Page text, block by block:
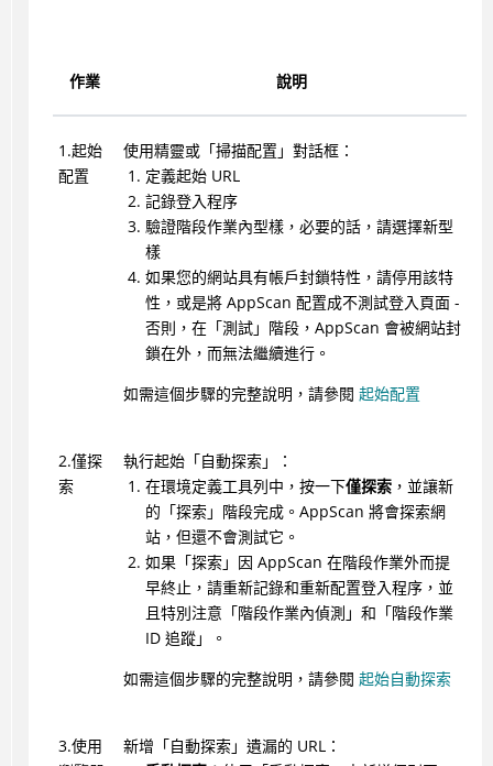
作業 說明
1.起始
配置
使用精靈或「掃描配置」對話框：
定義起始 URL
記錄登入程序
驗證階段作業內型樣，必要的話，請選擇新型
樣
如果您的網站具有帳戶封鎖特性，請停用該特
性，或是將 AppScan 配置成不測試登入頁面 -
否則，在「測試」階段， AppScan 會被網站封
鎖在外，而無法繼續進行。
如需這個步驟的完整說明，請參閱 起始配置
2.僅探
索
執行起始「自動探索」：
在環境定義工具列中，按一下僅探索，並讓新
的「探索」階段完成。 AppScan 將會探索網
站，但還不會測試它。
如果「探索」因 AppScan 在階段作業外而提
早終止，請重新記錄和重新配置登入程序，並
且特別注意「階段作業內偵測」和「階段作業
ID 追蹤」。
如需這個步驟的完整說明，請參閱 起始自動探索
3.使用
新增「自動探索」遺漏的 URL：